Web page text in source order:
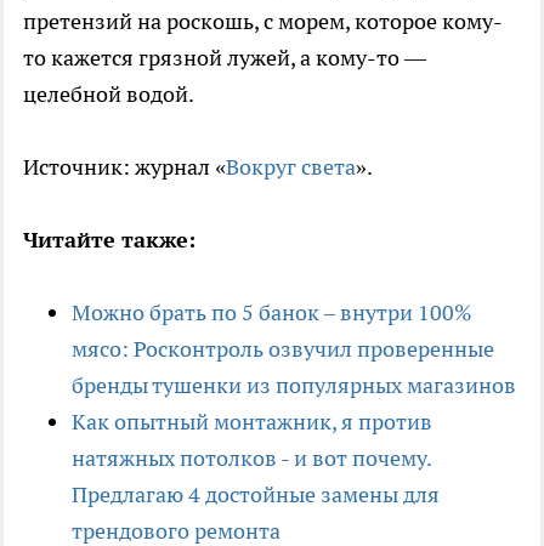
претензий на роскошь, с морем, которое кому-
то кажется грязной лужей, а кому-то —
целебной водой.
Источник: журнал «Вокруг света».
Читайте также:
Можно брать по 5 банок – внутри 100%
мясо: Росконтроль озвучил проверенные
бренды тушенки из популярных магазинов
Как опытный монтажник, я против
натяжных потолков - и вот почему.
Предлагаю 4 достойные замены для
трендового ремонта